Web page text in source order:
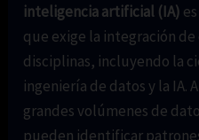
inteligencia artificial (IA)
que exige la integración
disciplinas, incluyendo la
ingeniería de datos y la IA.
grandes volúmenes de
pueden identificar